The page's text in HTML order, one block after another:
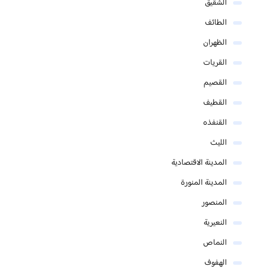
الشقيق
الطائف
الظهران
القريات
القصيم
القطيف
القنفذه
الليث
المدينة الاقتصادية
المدينة المنورة
المنصور
النعيرية
النماص
الهفوف